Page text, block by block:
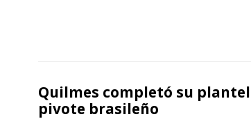
Quilmes completó su
pivote brasileño